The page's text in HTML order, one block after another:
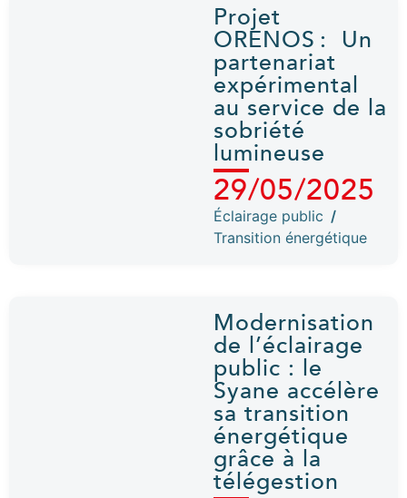
Projet
ORENOS : Un
partenariat
expérimental
au service de la
sobriété
lumineuse
29/05/2025
Éclairage public /
Transition énergétique
Modernisation
de l’éclairage
public : le
Syane accélère
sa transition
énergétique
grâce à la
télégestion